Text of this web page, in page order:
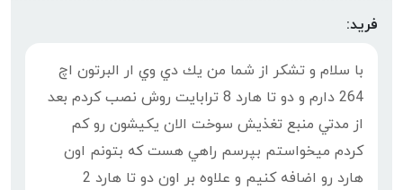
فريد:
با سلام و تشكر از شما من يك دي وي ار البرتون اچ
264 دارم و دو تا هارد 8 ترابايت روش نصب كردم بعد
از مدتي منبع تغذيش سوخت الان يكيشون رو كم
كردم ميخواستم بپرسم راهي هست كه بتونم اون
هارد رو اضافه كنيم و علاوه بر اون دو تا هارد 2